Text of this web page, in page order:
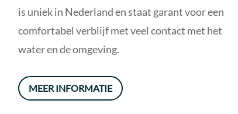
is uniek in Nederland en staat garant voor een
comfortabel verblijf met veel contact met het
water en de omgeving.
MEER INFORMATIE